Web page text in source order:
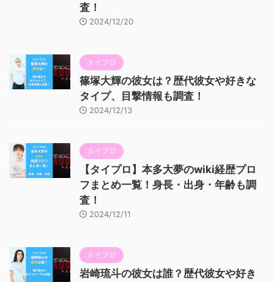
査！
2024/12/20
タイプロ
篠塚大輝の彼女は？歴代彼女や好きな
タイプ、目撃情報も調査！
2024/12/13
タイプロ
【タイプロ】本多大夢のwiki経歴プロ
フまとめ一覧！身長・出身・年齢も調
査！
2024/12/11
タイプロ
岩崎琉斗の彼女は誰？歴代彼女や好き